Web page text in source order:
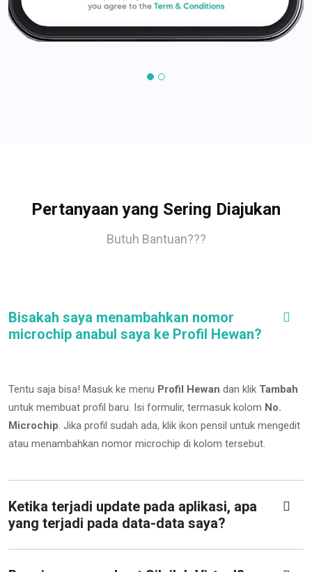
Pertanyaan yang Sering Diajukan
Butuh Bantuan???
Bisakah saya menambahkan nomor
microchip anabul saya ke Profil Hewan?
Tentu saja bisa! Masuk ke menu Profil Hewan dan klik Tambah
untuk membuat profil baru. Isi formulir, termasuk kolom No.
Microchip. Jika profil sudah ada, klik ikon pensil untuk mengedit
atau menambahkan nomor microchip di kolom tersebut.
Ketika terjadi update pada aplikasi, apa
yang terjadi pada data-data saya?